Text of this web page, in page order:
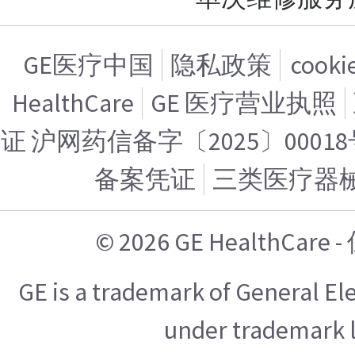
GE医疗中国 隐私政策
HealthCare GE 医疗营业执照
证 沪网药信备字〔2025〕
备案凭证 三类医疗器
© 2026 GE HealthCare
GE is a trademark of General
under trademark